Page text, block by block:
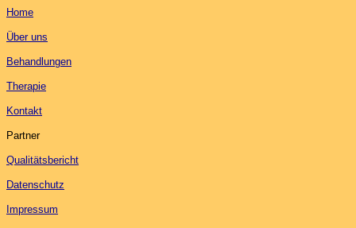
Home
Über uns
Behandlungen
Therapie
Kontakt
Partner
Qualitätsbericht
Datenschutz
Impressum